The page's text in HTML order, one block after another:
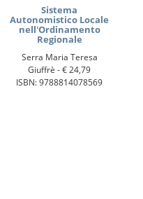
Sistema
Autonomistico Locale
nell'Ordinamento
Regionale
Serra Maria Teresa
Giuffrè -€ 24,79
ISBN: 9788814078569